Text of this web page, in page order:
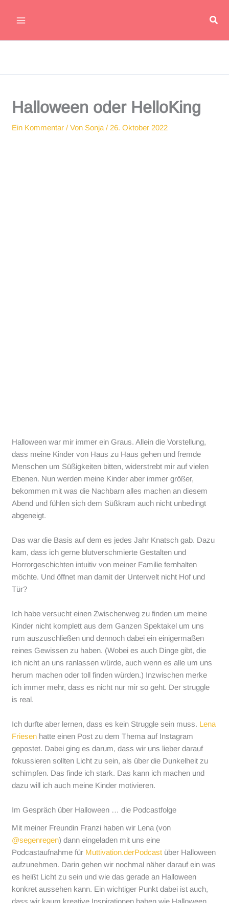
Inhalt
Halloween oder HelloKing
Ein Kommentar / VonSonja/ 26. Oktober 2022
Halloween war mir immer ein Graus. Allein die Vorstellung,
dass meine Kinder von Haus zu Haus gehen und fremde
Menschen um Süßigkeiten bitten, widerstrebt mir auf vielen
Ebenen. Nun werden meine Kinder aber immer größer,
bekommen mit was die Nachbarn alles machen an diesem
Abend und fühlen sich dem Süßkram auch nicht unbedingt
abgeneigt.
Das war die Basis auf dem es jedes Jahr Knatsch gab. Dazu
kam, dass ich gerne blutverschmierte Gestalten und
Horrorgeschichten intuitiv von meiner Familie fernhalten
möchte. Und öffnet man damit der Unterwelt nicht Hof und
Tür?
Ich habe versucht einen Zwischenweg zu finden um meine
Kinder nicht komplett aus dem Ganzen Spektakel um uns
rum auszuschließen und dennoch dabei ein einigermaßen
reines Gewissen zu haben. (Wobei es auch Dinge gibt, die
ich nicht an uns ranlassen würde, auch wenn es alle um uns
herum machen oder toll finden würden.) Inzwischen merke
ich immer mehr, dass es nicht nur mir so geht. Der struggle
is real.
Ich durfte aber lernen, dass es kein Struggle sein muss. Lena
Friesen hatte einen Post zu dem Thema auf Instagram
gepostet. Dabei ging es darum, dass wir uns lieber darauf
fokussieren sollten Licht zu sein, als über die Dunkelheit zu
schimpfen. Das finde ich stark. Das kann ich machen und
dazu will ich auch meine Kinder motivieren.
Im Gespräch über Halloween … die Podcastfolge
Mit meiner Freundin Franzi haben wir Lena (von
@segenregen) dann eingeladen mit uns eine
Podcastaufnahme für Muttivation.derPodcast über Halloween
aufzunehmen. Darin gehen wir nochmal näher darauf ein was
es heißt Licht zu sein und wie das gerade an Halloween
konkret aussehen kann. Ein wichtiger Punkt dabei ist auch,
dass wir kaum kreative Inspirationen haben wie Halloween